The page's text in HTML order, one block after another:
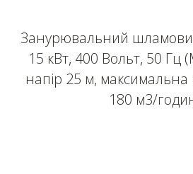
Занурювальний
15 кВт, 400 Вольт, 50 Гц
напір 25 м, максимальна
180 м3/